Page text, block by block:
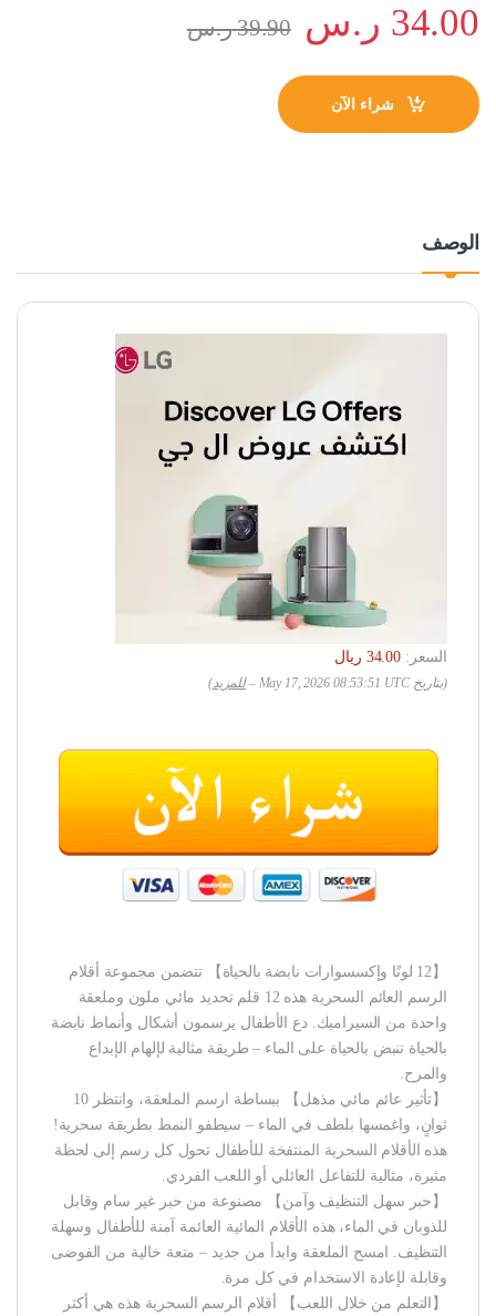
34.00 ر.س 39.90 ر.س
شراء الآن
الوصف
السعر:
‏34.00 ريال
(بتاريخ May 17, 2026 08:53:51 UTC – للمزيد)
【12 لونًا وإكسسوارات نابضة بالحياة】 تتضمن مجموعة أقلام
الرسم العائم السحرية هذه 12 قلم تحديد مائي ملون وملعقة
واحدة من السيراميك. دع الأطفال يرسمون أشكال وأنماط نابضة
بالحياة تنبض بالحياة على الماء – طريقة مثالية لإلهام الإبداع
والمرح.
【تأثير عائم مائي مذهل】 ببساطة ارسم الملعقة، وانتظر 10
ثوانٍ، واغمسها بلطف في الماء – سيطفو النمط بطريقة سحرية!
هذه الأقلام السحرية المنتفخة للأطفال تحول كل رسم إلى لحظة
مثيرة، مثالية للتفاعل العائلي أو اللعب الفردي.
【حبر سهل التنظيف وآمن】 مصنوعة من حبر غير سام وقابل
للذوبان في الماء، هذه الأقلام المائية العائمة آمنة للأطفال وسهلة
التنظيف. امسح الملعقة وابدأ من جديد – متعة خالية من الفوضى
وقابلة لإعادة الاستخدام في كل مرة.
【التعلم من خلال اللعب】 أقلام الرسم السحرية هذه هي أكثر